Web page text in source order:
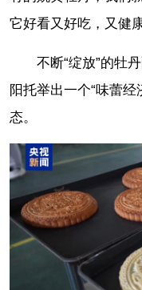
它好看又好吃，又健康
不断“绽放”的牡
阳托举出一个“味蕾经
态。